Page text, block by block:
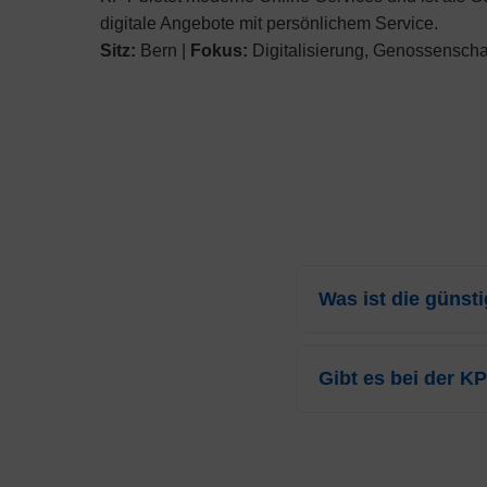
digitale Angebote mit persönlichem Service.
Sitz: Bern | Fokus: Digitalisierung,
Was ist die
bezieht sich auf das
Gibt es bei der